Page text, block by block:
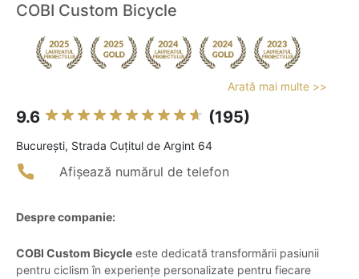
COBI Custom Bicycle
Arată mai multe >>
9.6 (195)
Bucureşti, Strada Cuțitul de Argint 64
Afișează numărul de telefon
Despre companie:
COBI Custom Bicycle este dedicată transformării pasiunii
pentru ciclism în experiențe personalizate pentru fiecare